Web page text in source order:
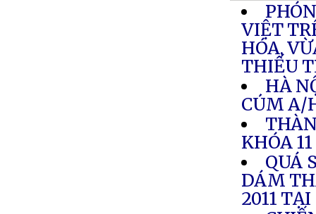
VIỆT
HÓA,
THIẾU
HÀ
CÚM A/
KHÓA
QUÁ
DÁM
2011